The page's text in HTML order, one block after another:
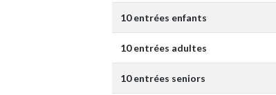
10 entrées enfants
10 entrées adultes
10 entrées seniors